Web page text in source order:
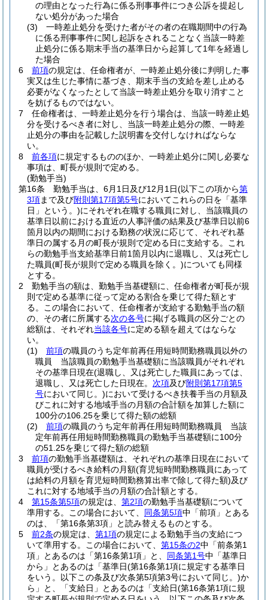
の理由となった行為に係る刑事事件につき公訴を提起し
ない処分があった場合
(3)
一時差止処分を受けた者がその者の在職期間中の行為
に係る刑事事件に関し起訴をされることなく当該一時差
止処分に係る期末手当の基準日から起算して1年を経過し
た場合
6
前項の規定は、任命権者が、一時差止処分後に判明した事
実又は生じた事情に基づき、期末手当の支給を差し止める
必要がなくなったとして当該一時差止処分を取り消すこと
を妨げるものではない。
7
任命権者は、一時差止処分を行う場合は、当該一時差止処
分を受けるべき者に対し、当該一時差止処分の際、一時差
止処分の事由を記載した説明書を交付しなければならな
い。
8
前各項に規定するもののほか、一時差止処分に関し必要な
事項は、町長が規則で定める。
(勤勉手当)
第16条
勤勉手当は、6月1日及び12月1日(以下この項から第
3項まで及び附則第17項第5号においてこれらの日を「基準
日」という。)にそれぞれ在職する職員に対し、当該職員の
基準日以前における直近の人事評価の結果及び基準日以前6
箇月以内の期間における勤務の状況に応じて、それぞれ基
準日の属する月の町長が規則で定める日に支給する。
これ
らの勤勉手当支給基準日前1箇月以内に退職し、又は死亡し
た職員(町長が規則で定める職員を除く。)についても同様
とする。
2
勤勉手当の額は、勤勉手当基礎額に、任命権者が町長が規
則で定める基準に従って定める割合を乗じて得た額とす
る。
この場合において、任命権者が支給する勤勉手当の額
の、その者に所属する次の各号に掲げる職員の区分ごとの
総額は、それぞれ当該各号に定める額を超えてはならな
い。
(1)
前項の職員のうち定年前再任用短時間勤務職員以外の
職員 当該職員の勤勉手当基礎額に当該職員がそれぞれ
その基準日現在(退職し、又は死亡した職員にあっては、
退職し、又は死亡した日現在。 次項及び附則第17項第5
号において同じ。)において受けるべき扶養手当の月額及
びこれに対する地域手当の月額の合計額を加算した額に
100分の106.25を乗じて得た額の総額
(2)
前項の職員のうち定年前再任用短時間勤務職員 当該
定年前再任用短時間勤務職員の勤勉手当基礎額に100分
の51.25を乗じて得た額の総額
3
前項の勤勉手当基礎額は、それぞれの基準日現在において
職員が受けるべき給料の月額(育児短時間勤務職員にあって
は給料の月額を育児短時間勤務算出率で除して得た額)及び
これに対する地域手当の月額の合計額とする。
4
第15条第5項の規定は、 第2項の勤勉手当基礎額について
準用する。
この場合において、 同条第5項中「前項」とある
のは、「第16条第3項」と読み替えるものとする。
5
前2条の規定は、 第1項の規定による勤勉手当の支給につ
いて準用する。
この場合において、 第15条の2中「前条第1
項」とあるのは「第16条第1項」と、 同条第1号中「基準日
から」とあるのは「基準日(第16条第1項に規定する基準日
をいう。以下この条及び次条第5項第3号において同じ。)か
ら」と、「支給日」とあるのは「支給日(第16条第1項に規